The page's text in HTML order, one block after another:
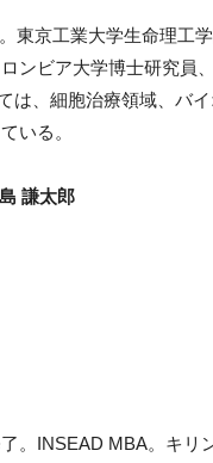
東京工業大学生命理工
ンビア大学博士研究員
は、細胞治療領域、バ
いる。
謙太郎
。INSEAD MBA。キリ